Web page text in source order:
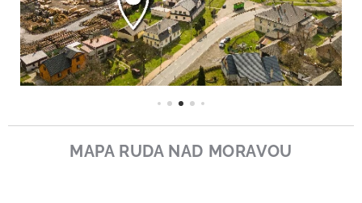
MAPA RUDA NAD MORAVOU